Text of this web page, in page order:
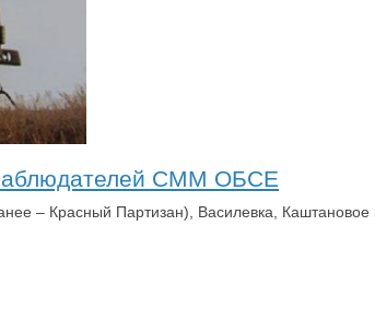
СММ ОБСЕ
– Красный Партизан), Василевка,